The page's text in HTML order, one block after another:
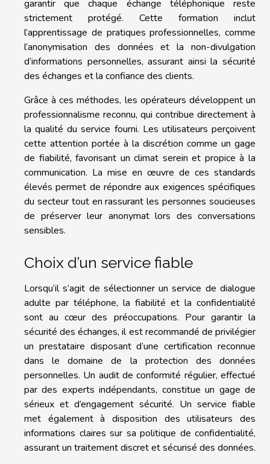
garantir que chaque échange téléphonique reste
strictement protégé. Cette formation inclut
l’apprentissage de pratiques professionnelles, comme
l’anonymisation des données et la non-divulgation
d’informations personnelles, assurant ainsi la sécurité
des échanges et la confiance des clients.
Grâce à ces méthodes, les opérateurs développent un
professionnalisme reconnu, qui contribue directement à
la qualité du service fourni. Les utilisateurs perçoivent
cette attention portée à la discrétion comme un gage
de fiabilité, favorisant un climat serein et propice à la
communication. La mise en œuvre de ces standards
élevés permet de répondre aux exigences spécifiques
du secteur tout en rassurant les personnes soucieuses
de préserver leur anonymat lors des conversations
sensibles.
Choix d’un service fiable
Lorsqu’il s’agit de sélectionner un service de dialogue
adulte par téléphone, la fiabilité et la confidentialité
sont au cœur des préoccupations. Pour garantir la
sécurité des échanges, il est recommandé de privilégier
un prestataire disposant d’une certification reconnue
dans le domaine de la protection des données
personnelles. Un audit de conformité régulier, effectué
par des experts indépendants, constitue un gage de
sérieux et d’engagement sécurité. Un service fiable
met également à disposition des utilisateurs des
informations claires sur sa politique de confidentialité,
assurant un traitement discret et sécurisé des données.